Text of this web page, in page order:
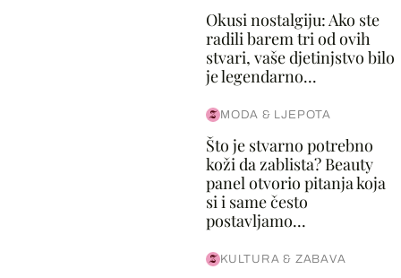
Okusi nostalgiju: Ako ste
radili barem tri od ovih
stvari, vaše djetinjstvo bilo
je legendarno...
MODA & LJEPOTA
Što je stvarno potrebno
koži da zablista? Beauty
panel otvorio pitanja koja
si i same često
postavljamo...
KULTURA & ZABAVA